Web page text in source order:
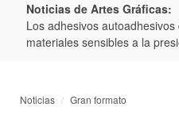
Noticias de Artes Gráficas:
Los adhesivos
materiales sensibles a la
Noticias Gran formato